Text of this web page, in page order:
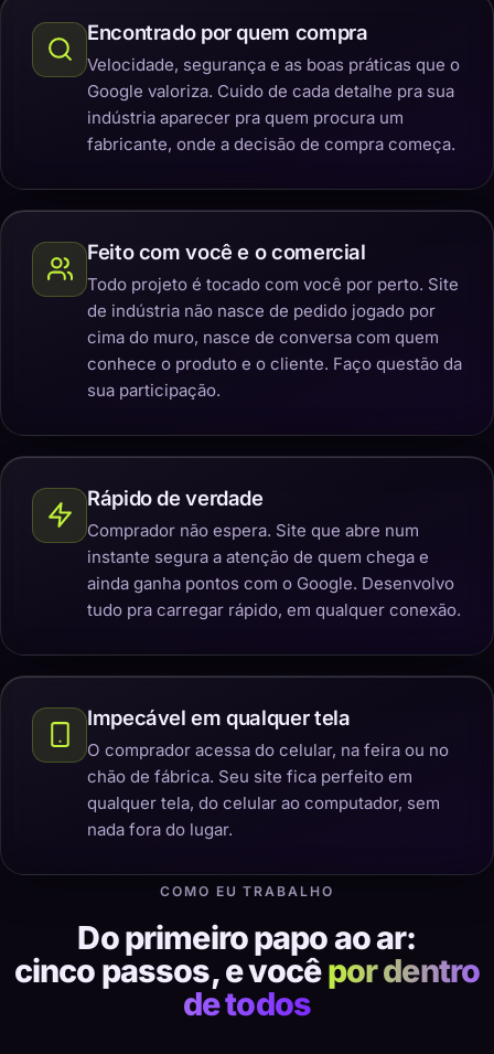
Encontrado por quem compra
Velocidade, segurança e as boas práticas que o
Google valoriza. Cuido de cada detalhe pra sua
indústria aparecer pra quem procura um
fabricante, onde a decisão de compra começa.
Feito com você e o comercial
Todo projeto é tocado com você por perto. Site
de indústria não nasce de pedido jogado por
cima do muro, nasce de conversa com quem
conhece o produto e o cliente. Faço questão da
sua participação.
Rápido de verdade
Comprador não espera. Site que abre num
instante segura a atenção de quem chega e
ainda ganha pontos com o Google. Desenvolvo
tudo pra carregar rápido, em qualquer conexão.
Impecável em qualquer tela
O comprador acessa do celular, na feira ou no
chão de fábrica. Seu site fica perfeito em
qualquer tela, do celular ao computador, sem
nada fora do lugar.
COMO EU TRABALHO
Do primeiro papo ao ar:
cinco passos, e vocêpor dentro
de todos